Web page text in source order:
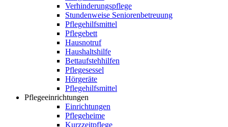
Verhinderungspflege
Stundenweise Seniorenbetreuung
Pflegehilfsmittel
Pflegebett
Hausnotruf
Haushaltshilfe
Bettaufstehhilfen
Pflegesessel
Hörgeräte
Pflegehilfsmittel
Pflegeeinrichtungen
Einrichtungen
Pflegeheime
Kurzzeitpflege